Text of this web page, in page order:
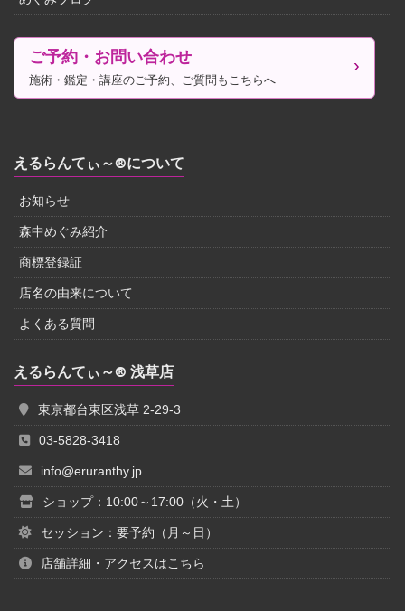
ご予約・お問い合わせ
施術・鑑定・講座のご予約、ご質問もこちらへ
えるらんてぃ～®について
お知らせ
森中めぐみ紹介
商標登録証
店名の由来について
よくある質問
えるらんてぃ～® 浅草店
東京都台東区浅草 2-29-3
03-5828-3418
info@eruranthy.jp
ショップ：10:00～17:00（火・土）
セッション：要予約（月～日）
店舗詳細・アクセスはこちら